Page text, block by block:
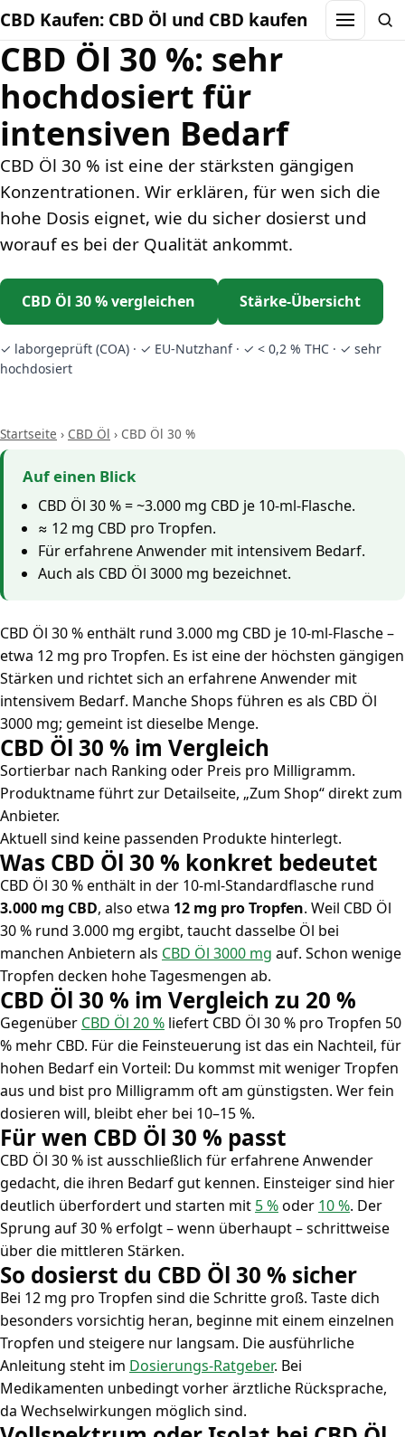
CBD Kaufen: CBD Öl und CBD kaufen Menu
CBD Öl 30 %: sehr
hochdosiert für
intensiven Bedarf
CBD Öl 30 % ist eine der stärksten gängigen
Konzentrationen. Wir erklären, für wen sich die
hohe Dosis eignet, wie du sicher dosierst und
worauf es bei der Qualität ankommt.
CBD Öl 30 % vergleichen Stärke-Übersicht
✓ laborgeprüft (COA) · ✓ EU-Nutzhanf · ✓ < 0,2 % THC · ✓ sehr
hochdosiert
Startseite › CBD Öl › CBD Öl 30 %
Auf einen Blick
CBD Öl 30 % = ~3.000 mg CBD je 10-ml-Flasche.
≈ 12 mg CBD pro Tropfen.
Für erfahrene Anwender mit intensivem Bedarf.
Auch als CBD Öl 3000 mg bezeichnet.
CBD Öl 30 % enthält rund 3.000 mg CBD je 10-ml-Flasche –
etwa 12 mg pro Tropfen. Es ist eine der höchsten gängigen
Stärken und richtet sich an erfahrene Anwender mit
intensivem Bedarf. Manche Shops führen es als CBD Öl
3000 mg; gemeint ist dieselbe Menge.
CBD Öl 30 % im Vergleich
Sortierbar nach Ranking oder Preis pro Milligramm.
Produktname führt zur Detailseite, „Zum Shop“ direkt zum
Anbieter.
Aktuell sind keine passenden Produkte hinterlegt.
Was CBD Öl 30 % konkret bedeutet
CBD Öl 30 % enthält in der 10-ml-Standardflasche rund
3.000 mg CBD, also etwa 12 mg pro Tropfen. Weil CBD Öl
30 % rund 3.000 mg ergibt, taucht dasselbe Öl bei
manchen Anbietern als CBD Öl 3000 mg auf. Schon wenige
Tropfen decken hohe Tagesmengen ab.
CBD Öl 30 % im Vergleich zu 20 %
Gegenüber CBD Öl 20 % liefert CBD Öl 30 % pro Tropfen 50
% mehr CBD. Für die Feinsteuerung ist das ein Nachteil, für
hohen Bedarf ein Vorteil: Du kommst mit weniger Tropfen
aus und bist pro Milligramm oft am günstigsten. Wer fein
dosieren will, bleibt eher bei 10–15 %.
Für wen CBD Öl 30 % passt
CBD Öl 30 % ist ausschließlich für erfahrene Anwender
gedacht, die ihren Bedarf gut kennen. Einsteiger sind hier
deutlich überfordert und starten mit 5 %oder 10 %. Der
Sprung auf 30 % erfolgt – wenn überhaupt – schrittweise
über die mittleren Stärken.
So dosierst du CBD Öl 30 % sicher
Bei 12 mg pro Tropfen sind die Schritte groß. Taste dich
besonders vorsichtig heran, beginne mit einem einzelnen
Tropfen und steigere nur langsam. Die ausführliche
Anleitung steht im Dosierungs-Ratgeber. Bei
Medikamenten unbedingt vorher ärztliche Rücksprache,
da Wechselwirkungen möglich sind.